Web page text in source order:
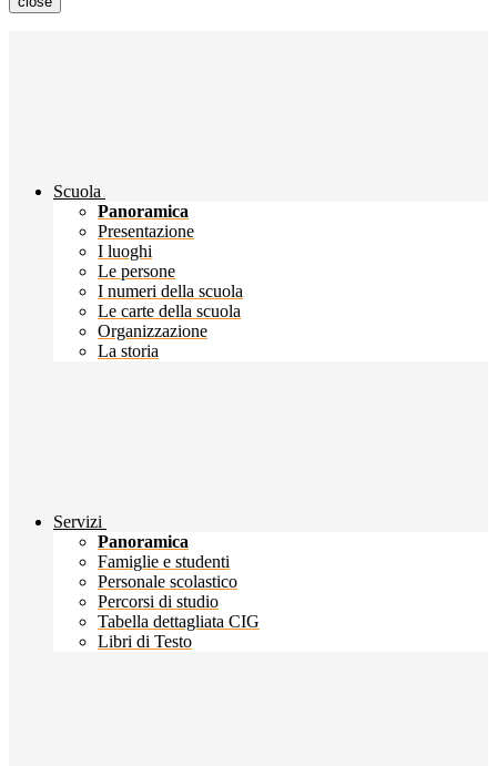
Scuola
Panoramica
Presentazione
I luoghi
Le persone
I numeri della scuola
Le carte della scuola
Organizzazione
La storia
Servizi
Panoramica
Famiglie e studenti
Personale scolastico
Percorsi di studio
Tabella dettagliata CIG
Libri di Testo